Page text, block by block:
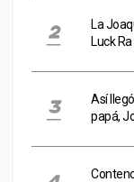
La
Luck
Así
papá,